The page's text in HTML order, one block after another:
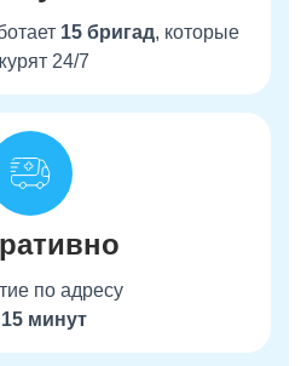
15 бригад, которые
24/7
по адресу
минут